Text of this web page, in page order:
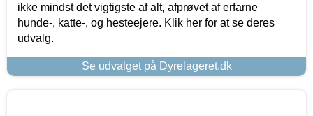
ikke mindst det vigtigste af alt, afprøvet af erfarne
hunde-, katte-, og hesteejere. Klik her for at se deres
udvalg.
Se udvalget på Dyrelageret.dk